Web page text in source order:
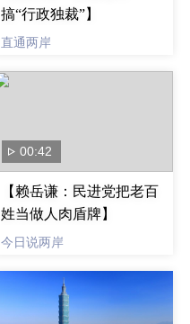
搞“行政独裁”】
直通两岸
00:42
【赖岳谦：民进党把老百
姓当做人肉盾牌】
今日说两岸